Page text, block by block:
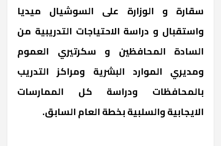
سقارة و الوزارة على السوشيال ميديا
واستقبال و دراسة الاحتياجات التدريبية من
السادة المحافظين و سكرتيري العموم
ومديري الموارد البشرية ومراكز التدريب
بالمحافظات ودراسة كل الممارسات
الايجابية والسلبية بخطة العام السابق.